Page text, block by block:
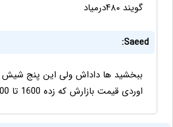
گویند ۴۸۰درمیاد
Saeed:
ببخشید ها داداش ولی این پنج شیش
اوردی قیمت بازارش که زده 1600 تا 1800